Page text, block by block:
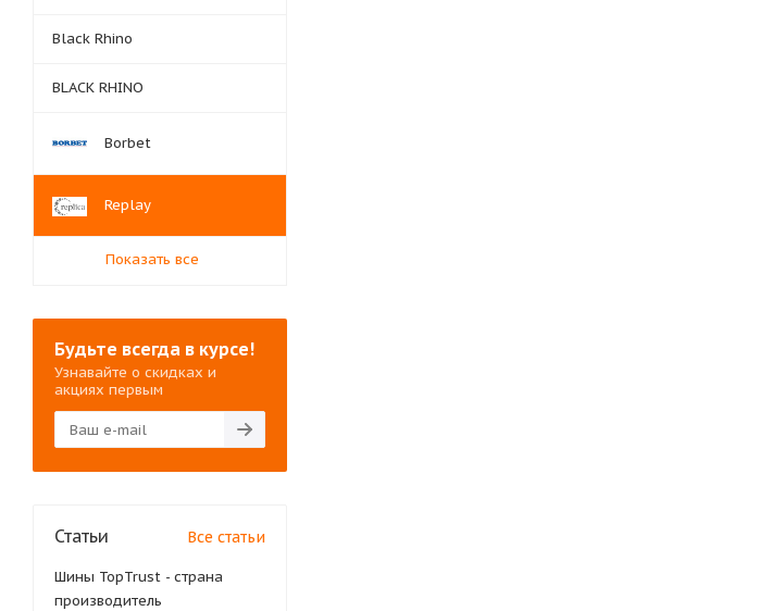
Black Rhino
BLACK RHINO
Borbet
Replay
Показать все
Будьте всегда в курсе!
Узнавайте о скидках и
акциях первым
Статьи Все статьи
Шины TopTrust - страна
производитель